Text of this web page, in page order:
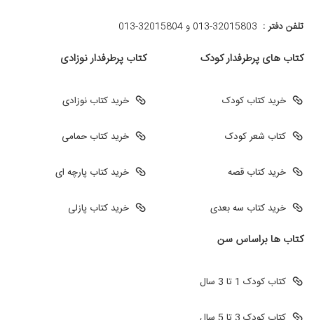
تلفن دفتر : 013-32015803 و 32015804-013
کتاب های پرطرفدار کودک
خرید کتاب کودک
کتاب شعر کودک
خرید کتاب قصه
خرید کتاب سه بعدی
کتاب پرطرفدار نوزادی
خرید کتاب نوزادی
خرید کتاب حمامی
خرید کتاب پارچه ای
خرید کتاب پازلی
کتاب ها براساس سن
کتاب کودک 1 تا 3 سال